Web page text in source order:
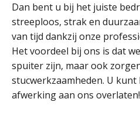
Dan bent u bij het juiste
streeploos, strak en
van tijd dankzij onze
Het voordeel bij ons is dat
spuiter zijn, maar ook
stucwerkzaamheden. U
afwerking aan ons overlaten!